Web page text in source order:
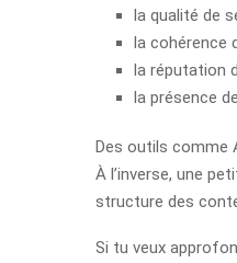
la qualité de
la cohérence
la réputation
la présence
Des outils comme
À l’inverse, une
structure des
Si tu veux